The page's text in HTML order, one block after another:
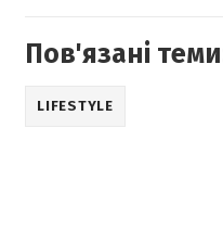
Пов'язані
LIFESTYLE